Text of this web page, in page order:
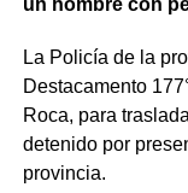
La Policía de la
Destacamento
Roca, para
detenido por
provincia.